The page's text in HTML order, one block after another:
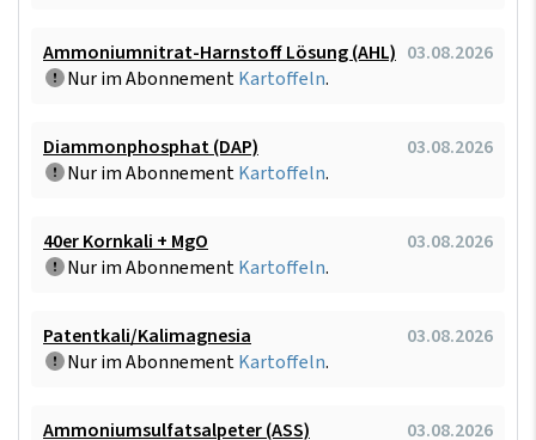
Ammoniumnitrat-Harnstoff Lösung (AHL) 03.08.2026
Nur im AbonnementKartoffeln.
Diammonphosphat (DAP)
03.08.2026
Nur im AbonnementKartoffeln.
40er Kornkali + MgO
03.08.2026
Nur im AbonnementKartoffeln.
Patentkali/Kalimagnesia
03.08.2026
Nur im AbonnementKartoffeln.
Ammoniumsulfatsalpeter (ASS)
03.08.2026